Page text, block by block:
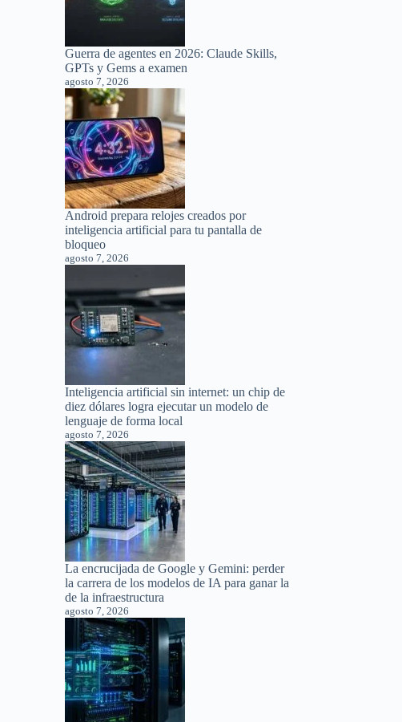
Guerra de agentes en 2026: Claude Skills,
GPTs y Gems a examen
agosto 7, 2026
Android prepara relojes creados por
inteligencia artificial para tu pantalla de
bloqueo
agosto 7, 2026
Inteligencia artificial sin internet: un chip de
diez dólares logra ejecutar un modelo de
lenguaje de forma local
agosto 7, 2026
La encrucijada de Google y Gemini: perder
la carrera de los modelos de IA para ganar la
de la infraestructura
agosto 7, 2026